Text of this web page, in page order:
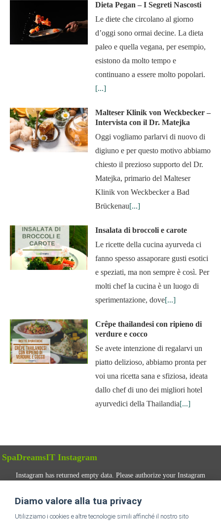
Dieta Pegan – I Segreti Nascosti
Le diete che circolano al giorno
d’oggi sono ormai decine. La dieta
paleo e quella vegana, per esempio,
esistono da molto tempo e
continuano a essere molto popolari.
[...]
Malteser Klinik von Weckbecker –
Intervista con il Dr. Matejka
Oggi vogliamo parlarvi di nuovo di
digiuno e per questo motivo abbiamo
chiesto il prezioso supporto del Dr.
Matejka, primario del Malteser
Klinik von Weckbecker a Bad
Brückenau[...]
Insalata di broccoli e carote
Le ricette della cucina ayurveda ci
fanno spesso assaporare gusti esotici
e speziati, ma non sempre è così. Per
molti chef la cucina è un luogo di
sperimentazione, dove[...]
Crêpe thailandesi con ripieno di
verdure e cocco
Se avete intenzione di regalarvi un
piatto delizioso, abbiamo pronta per
voi una ricetta sana e sfiziosa, ideata
dallo chef di uno dei migliori hotel
ayurvedici della Thailandia[...]
SpaDreamsIT Instagram
Instagram has returned empty data. Please authorize your Instagram
SEGUICI
Diamo valore alla tua privacy
Utilizziamo i cookies e altre tecnologie simili affinché il nostro sito